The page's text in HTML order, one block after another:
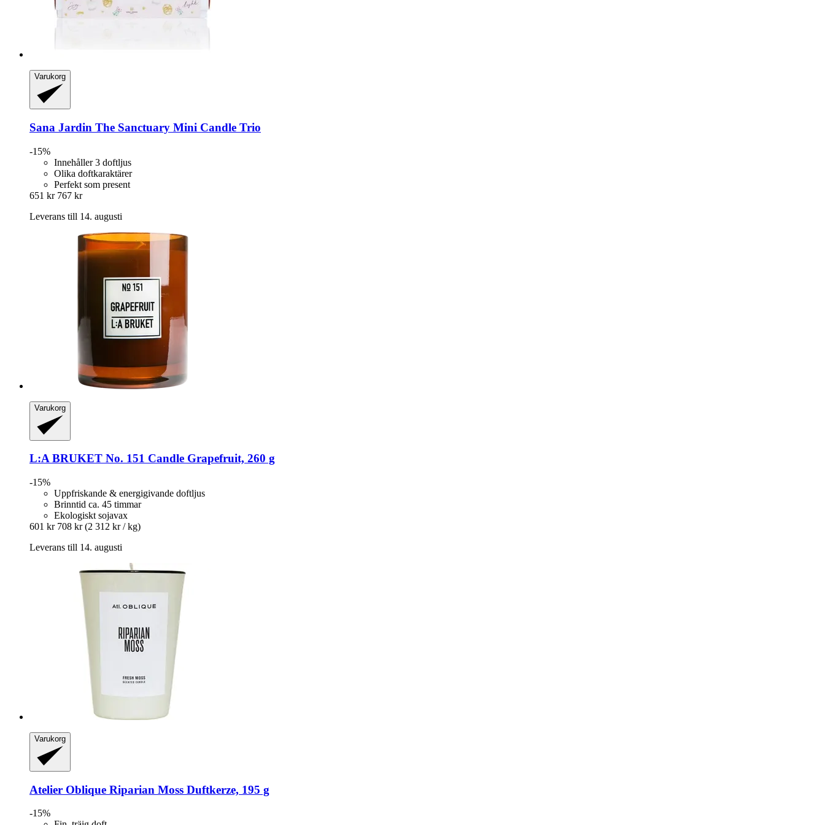
Varukorg
Sana Jardin The Sanctuary Mini Candle Trio
-15%
Innehåller 3 doftljus
Olika doftkaraktärer
Perfekt som present
651 kr 767 kr
Leverans till 14. augusti
Varukorg
L:A BRUKET No. 151 Candle Grapefruit, 260 g
-15%
Uppfriskande & energigivande doftljus
Brinntid ca. 45 timmar
Ekologiskt sojavax
601 kr 708 kr (2 312 kr / kg)
Leverans till 14. augusti
Varukorg
Atelier Oblique Riparian Moss Duftkerze, 195 g
-15%